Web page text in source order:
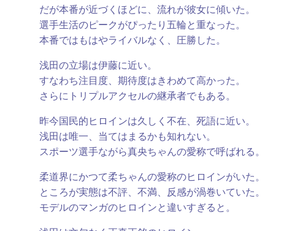
だが本番が近づくほどに、流れが彼女に傾いた。
選手生活のピークがぴったり五輪と重なった。
本番ではもはやライバルなく、圧勝した。
浅田の立場は伊藤に近い。
すなわち注目度、期待度はきわめて高かった。
さらにトリプルアクセルの継承者でもある。
昨今国民的ヒロインは久しく不在、死語に近い。
浅田は唯一、当てはまるかも知れない。
スポーツ選手ながら真央ちゃんの愛称で呼ばれる。
柔道界にかつて柔ちゃんの愛称のヒロインがいた。
ところが実態は不評、不満、反感が渦巻いていた。
モデルのマンガのヒロインと違いすぎると。